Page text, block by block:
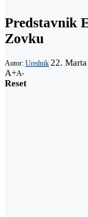
Predstavnik
Zovku
Autor: Urednik 22.
A+A-
Reset